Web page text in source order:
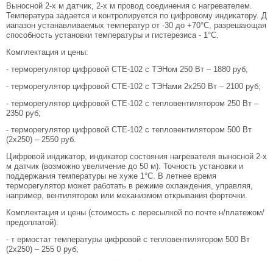
Выносной 2-х м датчик, 2-х м провод соединения с нагревателем.
Температура задается и контролируется по цифровому индикатору. Д
иапазон устанавливаемых температур от -30 до +70°С, разрешающая
способность установки температуры и гистерезиса - 1°С.
Комплектация и цены:
- терморегулятор цифровой СТЕ-102 с ТЭНом 250 Вт – 1880 руб;
- терморегулятор цифровой СТЕ-102 с ТЭНами 2х250 Вт – 2100 руб;
- терморегулятор цифровой СТЕ-102 с тепловентилятором 250 Вт –
2350 руб;
- терморегулятор цифровой СТЕ-102 с тепловентилятором 500 Вт
(2х250) – 2550 руб.
Цифровой индикатор, индикатор состояния нагревателя выносной 2-х
м датчик (возможно увеличение до 50 м). Точность установки и
поддержания температуры не хуже 1°С. В летнее время
терморегулятор может работать в режиме охлаждения, управляя,
например, вентилятором или механизмом открывания форточки.
Комплектация и цены (стоимость с пересылкой по почте н/платежом/
предоплатой):
- т ермостат температуры цифровой с тепловентилятором 500 Вт
(2х250) – 255 0 руб;